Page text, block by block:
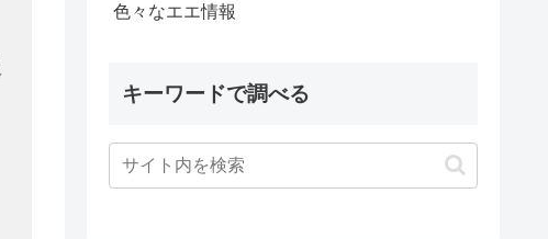
色々なエエ情報
キーワードで調べる